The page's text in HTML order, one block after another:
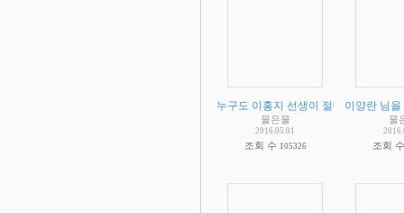
누구도 이홍지 선생이 절대자라고 한
물은물
2016.05.01
조회 수 105326
이양란 님
물
조회